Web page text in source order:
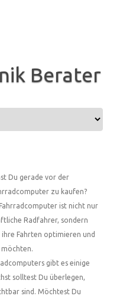
Berater
Du gerade vor der
zu kaufen?
ist nicht nur
Radfahrer, sondern
Fahrten optimieren und
gibt es einige
solltest Du überlegen,
sind. Möchtest Du